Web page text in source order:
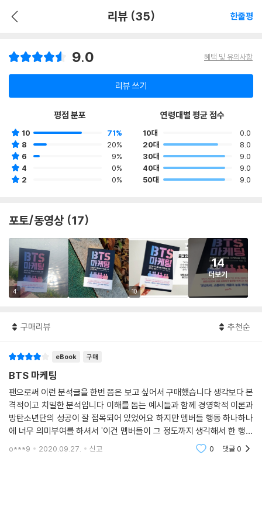
리뷰 (35) 한줄평
9.0 혜택 및 유의사항
리뷰 쓰기
평점 분포
10
71%
8
20%
6
9%
4
0%
2
0%
연령대별 평균 점수
10대
0.0
20대
8.0
30대
9.0
40대
9.0
50대
9.0
포토/동영상 (17)
4 10
14
더보기
구매리뷰 추천순
eBook 구매
BTS 마케팅
팬으로써 이런 분석글을 한번 쯤은 보고 싶어서 구매했습니다 생각보다 본
격적이고 치밀한 분석입니다 이해를 돕는 예시들과 함께 경영학적 이론과
방탄소년단의 성공이 잘 접목되어 있었어요 하지만 멤버들 행동 하나하나
에 너무 의미부여를 하셔서 '이건 멤버들이 그 정도까지 생각해서 한 행동
은 아닌데' 생각이 드는 부분들이 있었어요 그리고 많은 이론들이 설명돼
o***9 2020.09.27. 신고 0 댓글0